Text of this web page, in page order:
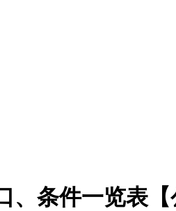
条件一览表【